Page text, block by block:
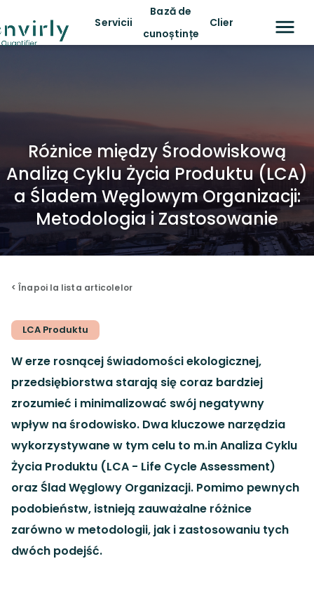
Różnice między Środowiskową
Analizą Cyklu Życia Produktu (LCA)
a Śladem Węglowym Organizacji:
Metodologia i Zastosowanie
< Înapoi la lista articolelor
LCA Produktu
W erze rosnącej świadomości ekologicznej,
przedsiębiorstwa starają się coraz bardziej
zrozumieć i minimalizować swój negatywny
wpływ na środowisko. Dwa kluczowe narzędzia
wykorzystywane w tym celu to m.in Analiza Cyklu
Życia Produktu (LCA - Life Cycle Assessment)
oraz Ślad Węglowy Organizacji. Pomimo pewnych
podobieństw, istnieją zauważalne różnice
zarówno w metodologii, jak i zastosowaniu tych
dwóch podejść.
Servicii
Bază de
cunoștințe
Clienți